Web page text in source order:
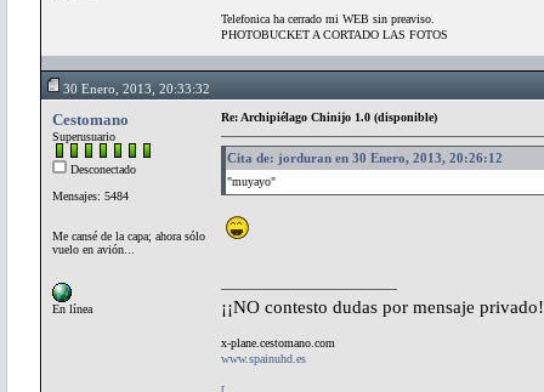
Telefonica ha cerrado mi WEB sin preaviso.
PHOTOBUCKET A CORTADO LAS FOTOS
30 Enero, 2013, 20:33:32
Cestomano
Superusuario
Desconectado
Mensajes: 5484
Me cansé de la capa; ahora sólo
vuelo en avión...
En línea
Re: Archipiélago Chinijo 1.0 (disponible)
Cita de: jorduran en 30 Enero, 2013, 20:26:12
"muyayo"
¡¡NO contesto dudas por mensaje
x-plane.cestomano.com
www.spainuhd.es